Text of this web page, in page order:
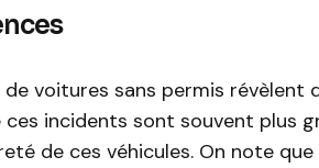
de voitures sans permis révèlent
incidents sont souvent plus
de ces véhicules. On note que